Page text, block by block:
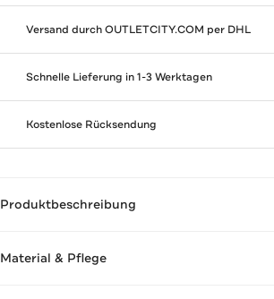
Versand durchOUTLETCITY.COM per DHL
Schnelle Lieferung in 1-3 Werktagen
Kostenlose Rücksendung
Produktbeschreibung
Material & Pflege